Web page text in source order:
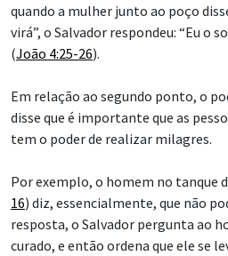
quando a mulher junto ao poço
virá”, o Salvador respondeu: “Eu o
(João 4:25-26).
Em relação ao segundo ponto, o
disse que é importante que as
tem o poder de realizar milagres.
Por exemplo, o homem no tanque
16) diz, essencialmente, que não
resposta, o Salvador pergunta ao
curado, e então ordena que ele se